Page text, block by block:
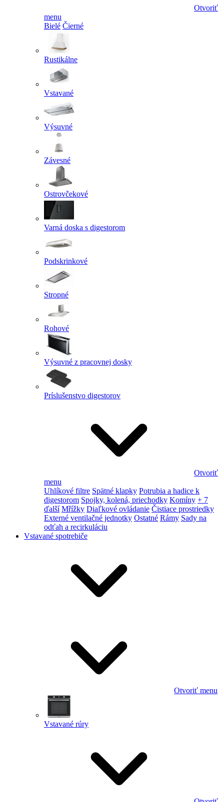
Otvoriť
menu
Bielé Čierné
Rustikálne
Vstavané
Výsuvné
Závesné
Ostrovčekové
Varná doska s digestorom
Podskrinkové
Stropné
Rohové
Výsuvné z pracovnej dosky
Príslušenstvo digestorov
Otvoriť
menu
Uhlíkové filtre Spätné klapky Potrubia a hadice k
digestorom Spojky, kolená, priechodky Komíny + 7
ďalší Mřížky Diaľkové ovládanie Čistiace prostriedky
Externé ventilačné jednotky Ostatné Rámy Sady na
odťah a recirkuláciu
Vstavané spotrebiče
Otvoriť menu
Vstavané rúry